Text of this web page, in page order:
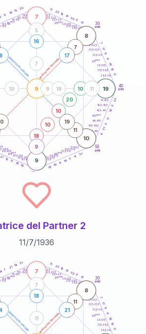
generazione maschile generazione femminile
30
anni
40
anni
50
anni
60
13,5
13,5-14
16-17,5
17,5-18,5
18,5-19
21-22,5
22,5-23,5
23,5-24
26-27,5
27,5-28,5
28,5-29
31-32,5
32,5-33,5
33,5-34
36-37,5
37,5-38,5
38,5-39
41-42,5
42,5-43,5
43,5-44
46-47,5
47,5-48,5
48,5-49
51-52,5
52,5-53,5
53,5-54
56-57,5
57,5-58,5
58,5-59
61-62,5
62,5-63,5
63,5-64
66-67,5
68,5
6
19 13
20 11
22 10
15
20 5
13
7
17
8
9
19
10
11
22
3
14
11
5
21
4
21
11
3
19
11
10
19
10
19
11
10
21
7
19
9
9
8
10
18
10
10
20
10
5
11
9
16
9 18
10
7
8
7
17
11
19
15 anni 25anni
35anni
45anni
55anni
65anni
del Partner 2
11/7/1936
generazione maschile generazione femminile
30
anni
13,5
13,5-14
16-17,5
17,5-18,5
18,5-19 21-22,5
22,5-23,5
23,5-24
26-27,5
27,5-28,5
28,5-29
31-32,5
32,5-33,5
33,5-34
36-37,5
37,5-38,5
38,5-39
7
21
14
21 11
22 10
15
20 5
13
7
17
8
9
19
10
11
7
8
7
18
11
11
21
15 anni 25anni
35anni